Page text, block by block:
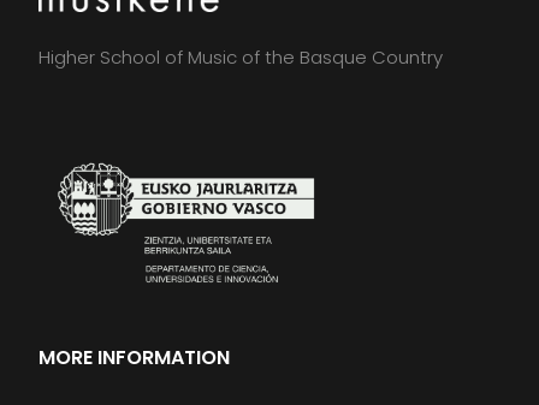
Higher School of Music of the Basque Country
MORE INFORMATION